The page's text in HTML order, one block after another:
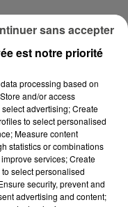
: CE QUE VOUS
FAIRE... ET LES
LA RÉGION ET
DE LA RÉDACTION
MOBILE
est notre priorité
processing based on
and/or access
advertising; Create
to select personalised
Measure content
statistics or combinations
services; Create
select personalised
security, prevent and
advertising and content;
sans accepter